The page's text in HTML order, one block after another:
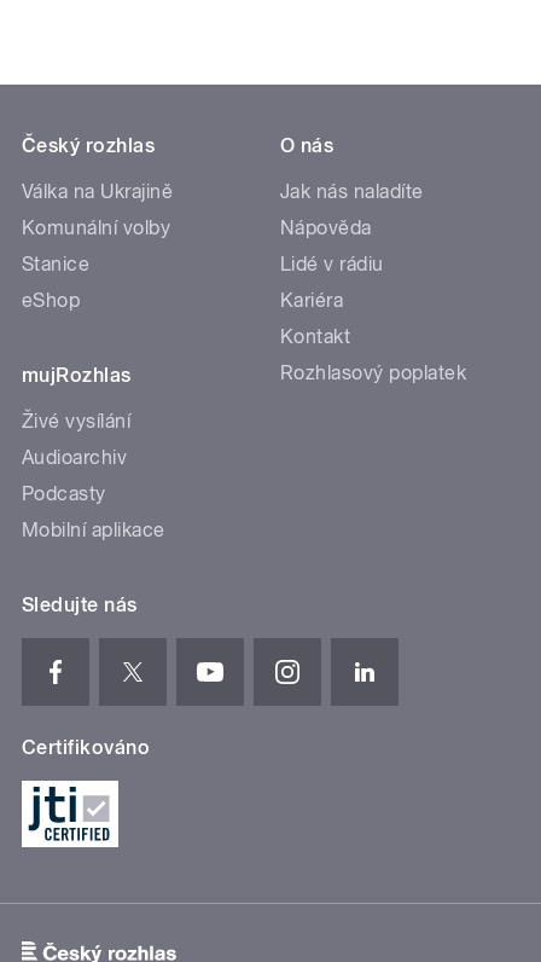
Český rozhlas
Válka na Ukrajině
Komunální volby
Stanice
eShop
mujRozhlas
Živé vysílání
Audioarchiv
Podcasty
Mobilní aplikace
O nás
Jak nás naladíte
Nápověda
Lidé v rádiu
Kariéra
Kontakt
Rozhlasový poplatek
Sledujte nás
Certifikováno